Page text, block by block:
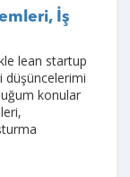
İş
lean startup
düşüncelerimi
konular